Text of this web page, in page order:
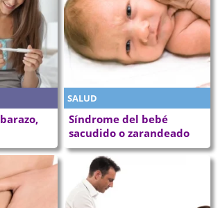
SALUD
Síndrome del bebé
sacudido o zarandeado